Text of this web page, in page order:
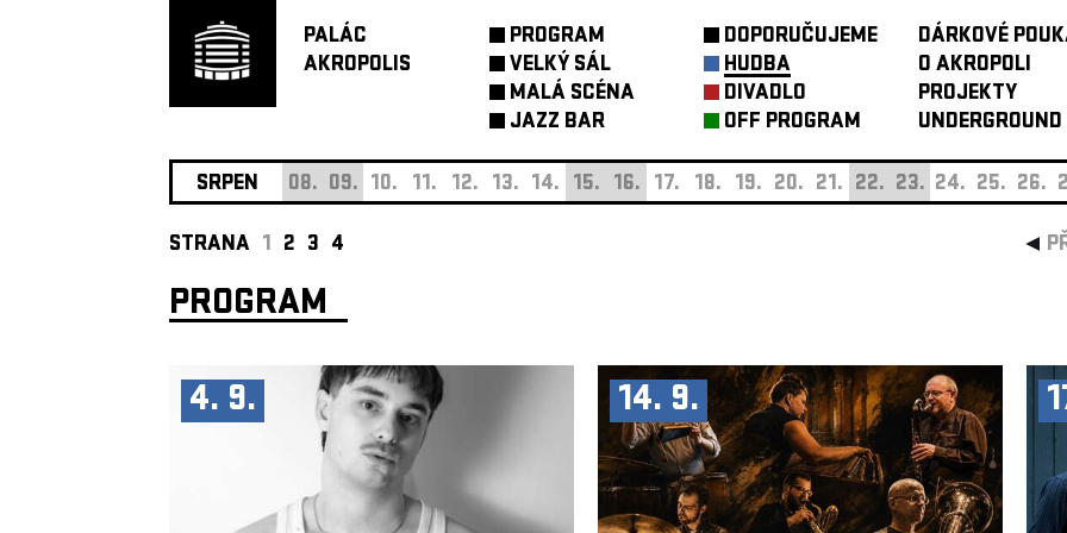
PALÁC
AKROPOLIS
PROGRAM
VELKÝ SÁL
MALÁ SCÉNA
JAZZ BAR
DOPORUČUJEME
HUDBA
DIVADLO
OFF PROGRAM
DÁRKOVÉ
O AKROPOLI
PROJEKTY
UNDERGROUND
SRPEN 08. 09. 10. 11. 12. 13. 14. 15. 16. 17. 18. 19. 20. 21. 22. 23. 24. 25. 26.
STRANA 1 2 3 4
PROGRAM
4. 9. 14. 9.